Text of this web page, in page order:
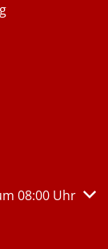
08:00 Uhr